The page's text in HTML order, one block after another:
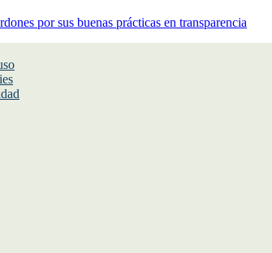
por sus buenas prácticas en transparencia